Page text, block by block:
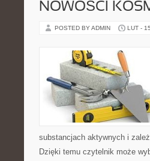
NOWOŚCI
POSTED BY ADMIN LUT -
substancjach aktywnych i
Dzięki temu czytelnik może